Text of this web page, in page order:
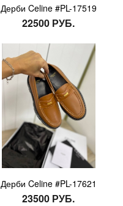
Дерби Celine #PL-17519
22500 РУБ.
Дерби Celine #PL-17621
23500 РУБ.